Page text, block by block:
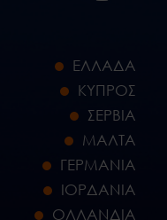
ΕΛΛΑΔΑ
ΚΥΠΡΟΣ
ΣΕΡΒΙΑ
ΜΑΛΤΑ
ΓΕΡΜΑΝΙΑ
ΙΟΡΔΑΝΙΑ
ΟΛΛΑΝΔΙΑ